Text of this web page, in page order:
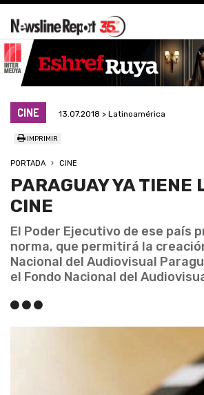
CINE 13.07.2018 > Latinoamérica
IMPRIMIR
PORTADA CINE
PARAGUAY YA TIENE
CINE
El Poder Ejecutivo de ese país
norma, que permitirá la
Nacional del Audiovisual
el Fondo Nacional del